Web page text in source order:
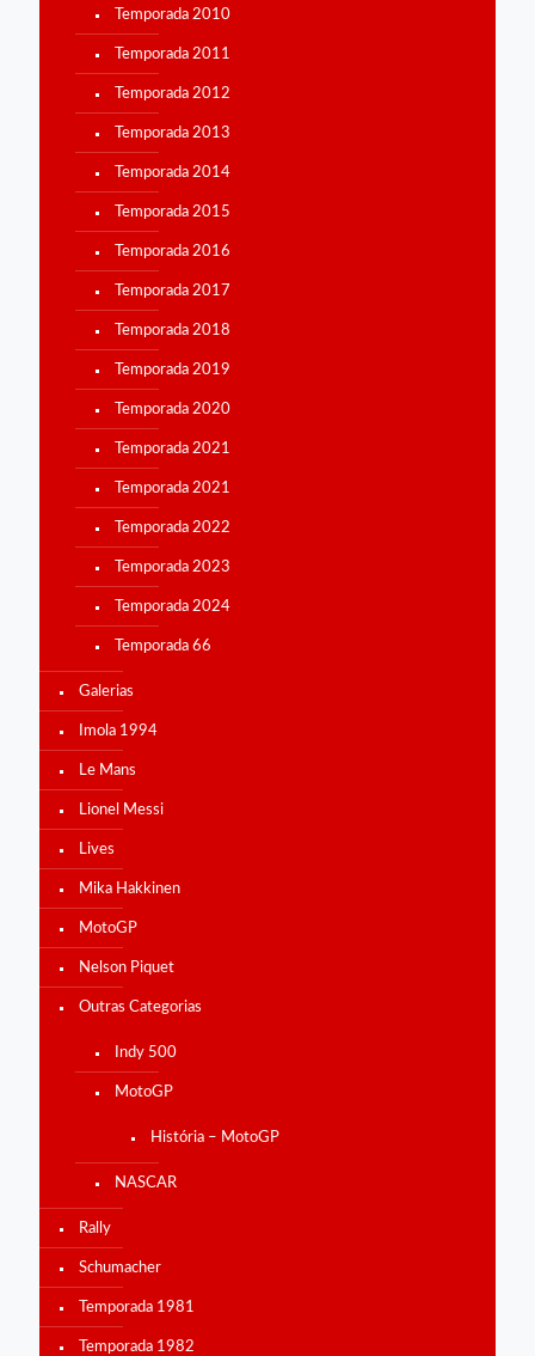
Temporada 2010
Temporada 2011
Temporada 2012
Temporada 2013
Temporada 2014
Temporada 2015
Temporada 2016
Temporada 2017
Temporada 2018
Temporada 2019
Temporada 2020
Temporada 2021
Temporada 2021
Temporada 2022
Temporada 2023
Temporada 2024
Temporada 66
Galerias
Imola 1994
Le Mans
Lionel Messi
Lives
Mika Hakkinen
MotoGP
Nelson Piquet
Outras Categorias
Indy 500
MotoGP
História – MotoGP
NASCAR
Rally
Schumacher
Temporada 1981
Temporada 1982